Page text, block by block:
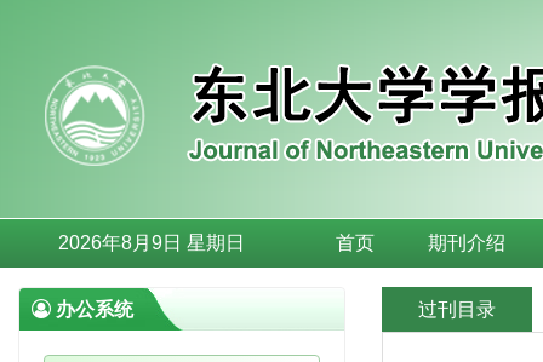
2026年8月9日 星期日 首页 期刊介绍
过刊目录
办公系统